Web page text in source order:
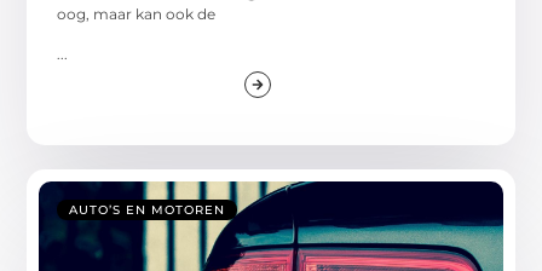
oog, maar kan ook de
AUTO’S EN MOTOREN